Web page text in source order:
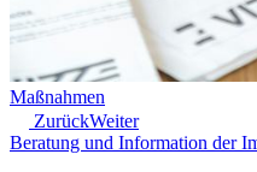
Maßnahmen
ZurückWeiter
Beratung und Information der